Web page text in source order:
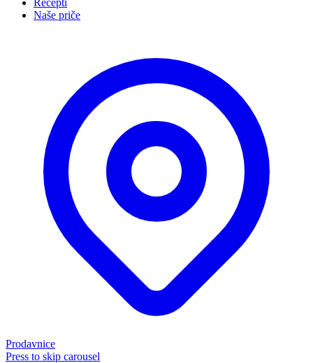
Recepti
Naše priče
Prodavnice
Press to skip carousel